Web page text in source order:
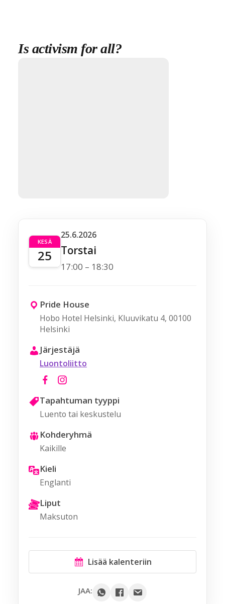
Is activism for all?
KESÄ
25
25.6.2026
Torstai
17:00 – 18:30
Pride House
Hobo Hotel Helsinki, Kluuvikatu 4, 00100
Helsinki
Järjestäjä
Luontoliitto
Tapahtuman tyyppi
Luento tai keskustelu
Kohderyhmä
Kaikille
Kieli
Englanti
Liput
Maksuton
Lisää kalenteriin
JAA: